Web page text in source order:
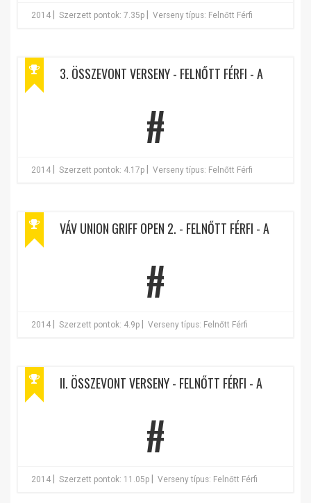
2014 Szerzett pontok: 7.35p Verseny típus: Felnőtt Férfi
3. ÖSSZEVONT VERSENY - FELNŐTT FÉRFI - A
#
2014 Szerzett pontok: 4.17p Verseny típus: Felnőtt Férfi
VÁV UNION GRIFF OPEN 2. - FELNŐTT FÉRFI - A
#
2014 Szerzett pontok: 4.9p Verseny típus: Felnőtt Férfi
II. ÖSSZEVONT VERSENY - FELNŐTT FÉRFI - A
#
2014 Szerzett pontok: 11.05p Verseny típus: Felnőtt Férfi